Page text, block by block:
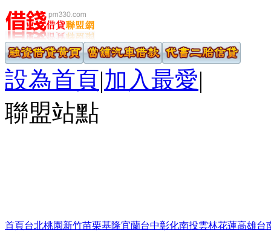
設為首頁|加入最愛|
聯盟站點
首頁台北桃園 新竹苗栗基隆宜蘭台中彰化南投雲林花蓮高雄台